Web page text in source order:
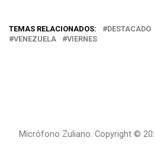
TEMAS RELACIONADOS: DESTACADO
VENEZUELA
VIERNES
Micrófono Zuliano. Copyright ©